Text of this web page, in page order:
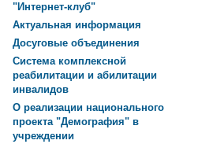
"Интернет-клуб"
Актуальная информация
Досуговые объединения
Система комплексной
реабилитации и абилитации
инвалидов
О реализации национального
проекта "Демография" в
учреждении